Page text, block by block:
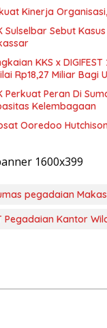
Kinerja
Sulselbar Sebut
KKS x
Rp18,27 Miliar Bagi
Perkuat Peran Di
Kelembagaan
Ooredoo
pegadaian
Pegadaian Kantor